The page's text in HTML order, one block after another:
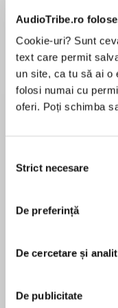
AudioTribe.ro
Cookie-uri? Sunt
text care permit
un site, ca tu să ai o
folosi numai cu
oferi. Poți schimba
consimțământului
Strict necesare
De preferință
De cercetare și
De publicitate
Desprecarte
“Has no equal.
Library
must face the
Mma lives and
younger brother,
baby sister
mother back in
MAI MULT
pentru
Beverley
Beverley Naidoo